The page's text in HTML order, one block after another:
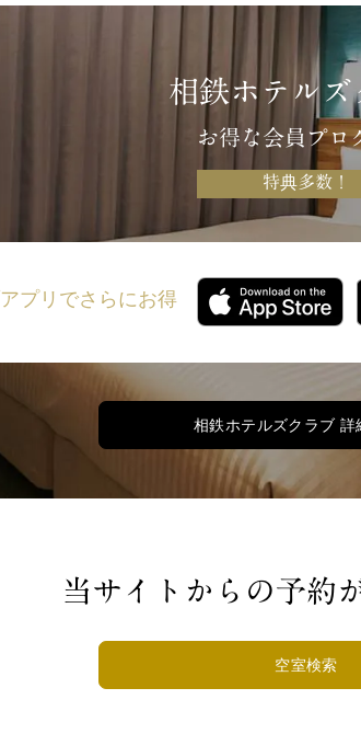
相鉄ホテルズ
お得な会員プロ
特典多数！
アプリでさらにお得
相鉄ホテルズクラブ 詳
当サイトからの予約
空室検索